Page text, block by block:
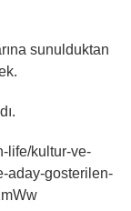
sunulduktan
life/kultur-ve-
aday-gosterilen-